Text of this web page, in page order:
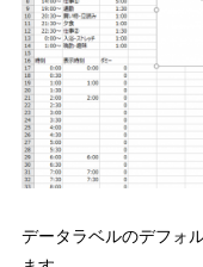
データラベルのデフォ